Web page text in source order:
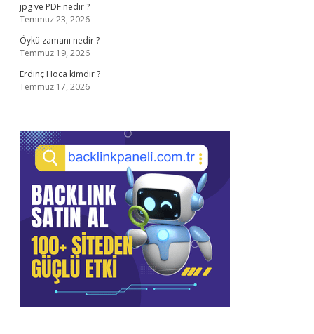
jpg ve PDF nedir ?
Temmuz 23, 2026
Öykü zamanı nedir ?
Temmuz 19, 2026
Erdinç Hoca kimdir ?
Temmuz 17, 2026